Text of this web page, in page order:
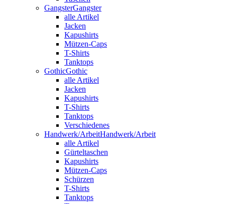
GangsterGangster
alle Artikel
Jacken
Kapushirts
Mützen-Caps
T-Shirts
Tanktops
GothicGothic
alle Artikel
Jacken
Kapushirts
T-Shirts
Tanktops
Verschiedenes
Handwerk/ArbeitHandwerk/Arbeit
alle Artikel
Gürteltaschen
Kapushirts
Mützen-Caps
Schürzen
T-Shirts
Tanktops